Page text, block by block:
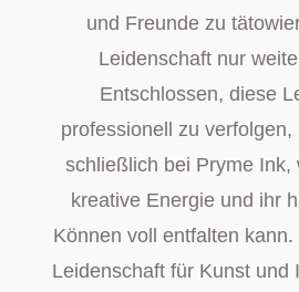
und Freunde zu
Leidenschaft nur
Entschlossen, diese
professionell zu verfolgen,
schließlich bei Pryme Ink,
kreative Energie und ihr
Können voll entfalten
Leidenschaft für Kunst und